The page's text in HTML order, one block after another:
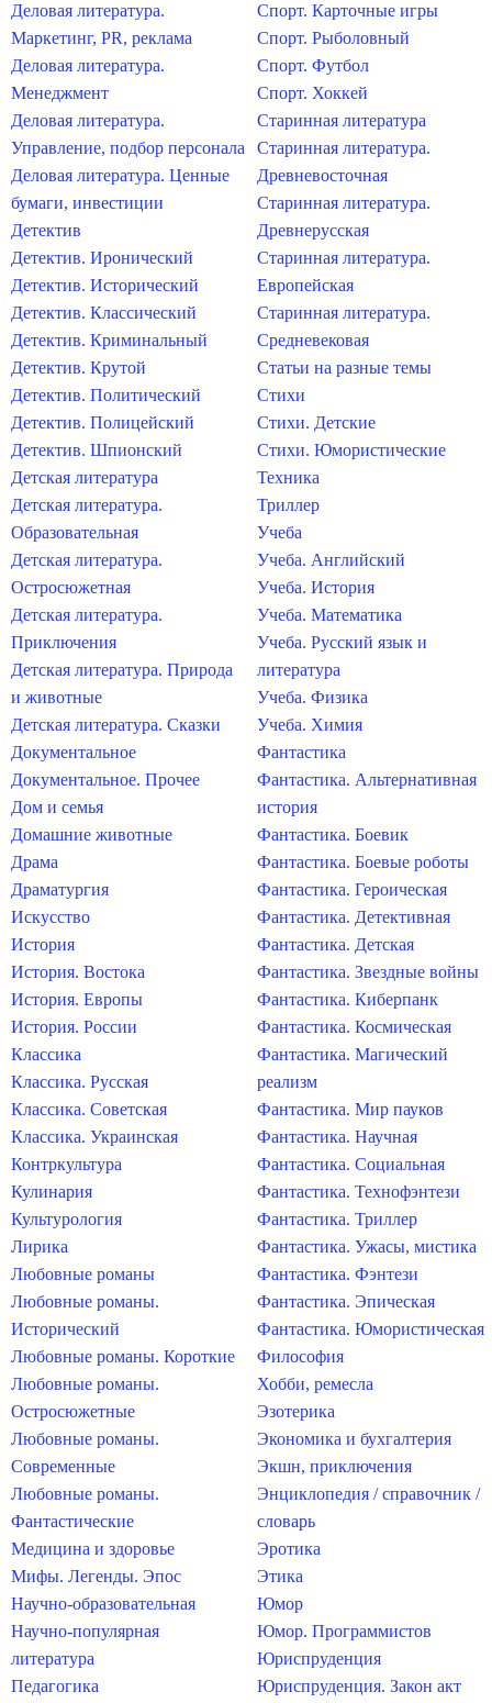
Деловая литература.
Маркетинг, PR, реклама
Деловая литература.
Менеджмент
Деловая литература.
Управление, подбор персонала
Деловая литература. Ценные
бумаги, инвестиции
Детектив
Детектив. Иронический
Детектив. Исторический
Детектив. Классический
Детектив. Криминальный
Детектив. Крутой
Детектив. Политический
Детектив. Полицейский
Детектив. Шпионский
Детская литература
Детская литература.
Образовательная
Детская литература.
Остросюжетная
Детская литература.
Приключения
Детская литература. Природа
и животные
Детская литература. Сказки
Документальное
Документальное. Прочее
Дом и семья
Домашние животные
Драма
Драматургия
Искусство
История
История. Востока
История. Европы
История. России
Классика
Классика. Русская
Классика. Советская
Классика. Украинская
Контркультура
Кулинария
Культурология
Лирика
Любовные романы
Любовные романы.
Исторический
Любовные романы. Короткие
Любовные романы.
Остросюжетные
Любовные романы.
Современные
Любовные романы.
Фантастические
Медицина и здоровье
Мифы. Легенды. Эпос
Научно-образовательная
Научно-популярная
литература
Педагогика
Спорт. Карточные игры
Спорт. Рыболовный
Спорт. Футбол
Спорт. Хоккей
Старинная литература
Старинная литература.
Древневосточная
Старинная литература.
Древнерусская
Старинная литература.
Европейская
Старинная литература.
Средневековая
Статьи на разные темы
Стихи
Стихи. Детские
Стихи. Юмористические
Техника
Триллер
Учеба
Учеба. Английский
Учеба. История
Учеба. Математика
Учеба. Русский язык и
литература
Учеба. Физика
Учеба. Химия
Фантастика
Фантастика. Альтернативная
история
Фантастика. Боевик
Фантастика. Боевые роботы
Фантастика. Героическая
Фантастика. Детективная
Фантастика. Детская
Фантастика. Звездные войны
Фантастика. Киберпанк
Фантастика. Космическая
Фантастика. Магический
реализм
Фантастика. Мир пауков
Фантастика. Научная
Фантастика. Социальная
Фантастика. Технофэнтези
Фантастика. Триллер
Фантастика. Ужасы, мистика
Фантастика. Фэнтези
Фантастика. Эпическая
Фантастика. Юмористическая
Философия
Хобби, ремесла
Эзотерика
Экономика и бухгалтерия
Экшн, приключения
Энциклопедия / справочник /
словарь
Эротика
Этика
Юмор
Юмор. Программистов
Юриспруденция
Юриспруденция. Закон акт